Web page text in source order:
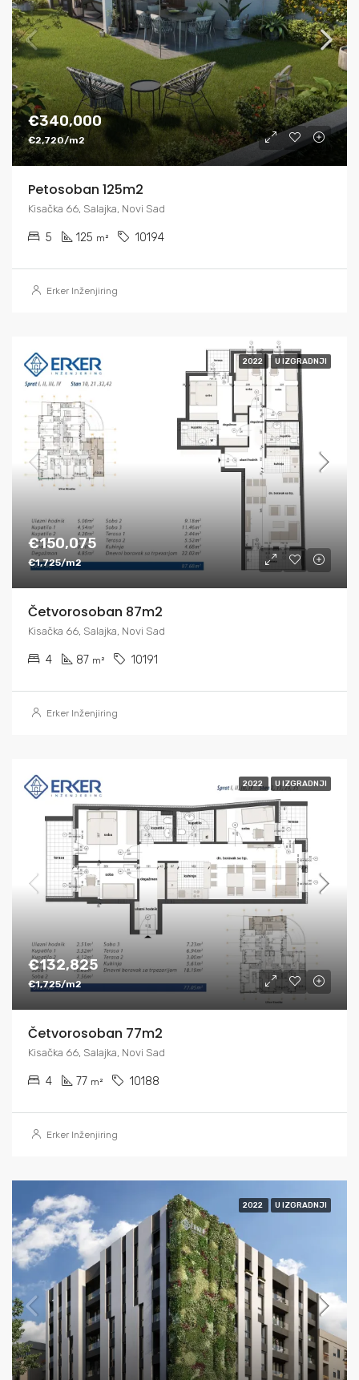
€340,000
€2,720/m2
Petosoban 125m2
Kisačka 66, Salajka, Novi Sad
5 125 m² 10194
Erker Inženjiring
2022 U IZGRADNJI
€150,075
€1,725/m2
Četvorosoban 87m2
Kisačka 66, Salajka, Novi Sad
4 87 m² 10191
Erker Inženjiring
2022 U IZGRADNJI
€132,825
€1,725/m2
Četvorosoban 77m2
Kisačka 66, Salajka, Novi Sad
4 77 m² 10188
Erker Inženjiring
2022 U IZGRADNJI